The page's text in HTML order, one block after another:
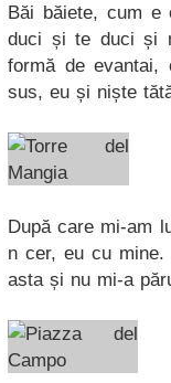
Băi băiete, cum
duci și te duci și
formă de
sus, eu și niște
După care mi-am
n cer, eu cu
asta și nu mi-a